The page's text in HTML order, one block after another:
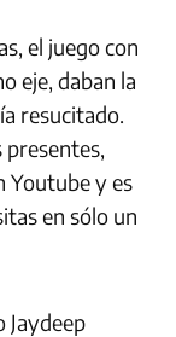
el juego con
eje, daban la
resucitado.
presentes,
Youtube y es
en sólo un
Jaydeep